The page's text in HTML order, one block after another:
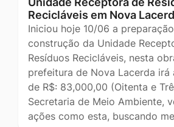
Recicláveis em Nova
Iniciou hoje 10/06 a
construção da Unidade
Resíduos Recicláveis, nesta
prefeitura de Nova Lacerda irá
de R$: 83,000,00 (Oitenta e
Secretaria de Meio Ambiente,
ações como esta, buscando